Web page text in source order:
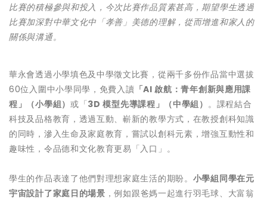
比賽的積極參與和投入，今次比賽作品質素甚高，期望學生透過
比賽加深對中華文化中「孝善」美德的理解，從而增進和家人的
關係與溝通。
華永會透過小學填色及中學徵文比賽，從兩千多份作品當中選拔
60位入圍中小學同學，免費入讀 「AI啟航：青年創新與應用課
程」（小學組） 或「3D模型先導課程」（中學組） 。課程結合
科技及品格教育，透過互動、嶄新的教學方式，在教授創科知識
的同時，滲入生命及家庭教育，嘗試以創科元素，增強互動性和
趣味性，令品德和文化教育更易「入口」。
學生的作品表達了他們對理想家庭生活的期盼。 小學組同學在元
宇宙設計了家庭日的場景 ，例如跟爸媽一起進行羽毛球、大富翁